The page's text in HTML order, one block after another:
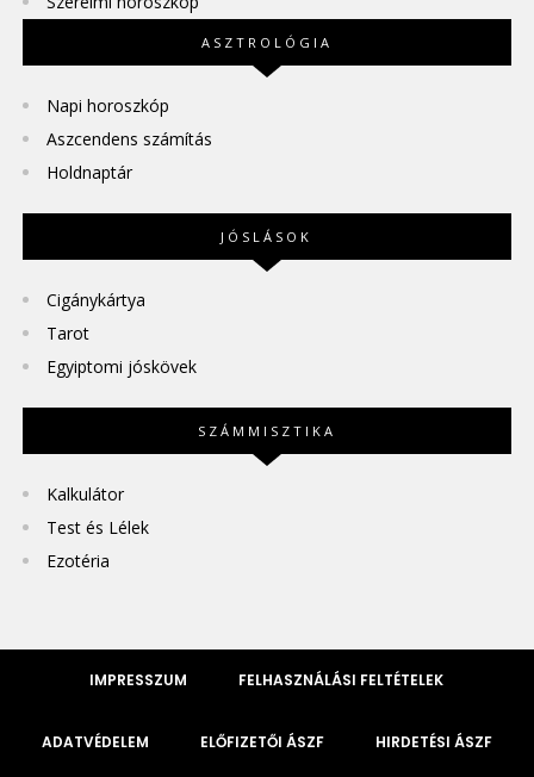
ASZTROLÓGIA
Napi horoszkóp
Aszcendens számítás
Holdnaptár
JÓSLÁSOK
Cigánykártya
Tarot
Egyiptomi jóskövek
SZÁMMISZTIKA
Kalkulátor
Test és Lélek
Ezotéria
IMPRESSZUM FELHASZNÁLÁSI FELTÉTELEK
ADATVÉDELEM ELŐFIZETŐI ÁSZF HIRDETÉSI ÁSZF